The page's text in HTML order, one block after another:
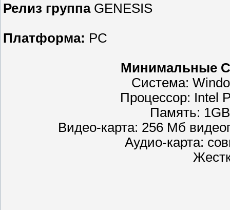
Релиз группаGENESIS
Платформа: PC
Минимальные
Система:
Процессор: Intel
Память:
Видео-карта: 256 Мб
Аудио-карта: